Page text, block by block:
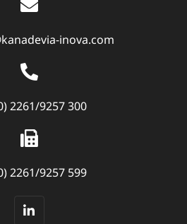
inova.com
2261/9257 300
2261/9257 599